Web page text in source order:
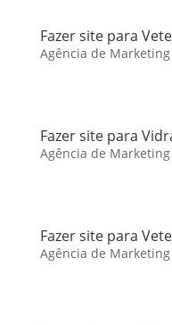
Fazer site para
Agência de
Fazer site para
Agência de
Fazer site para
Agência de